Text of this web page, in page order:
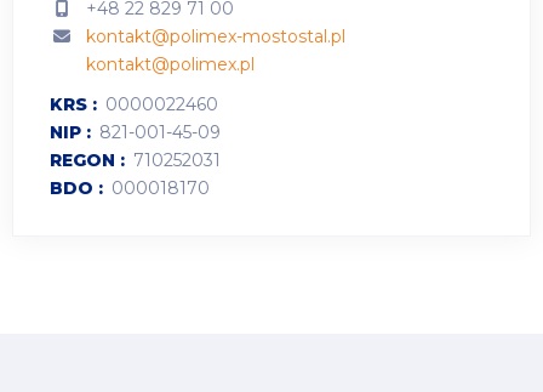
+48 22 829 71 00
kontakt@polimex-mostostal.pl
kontakt@polimex.pl
KRS
0000022460
NIP
821-001-45-09
REGON
710252031
BDO
000018170